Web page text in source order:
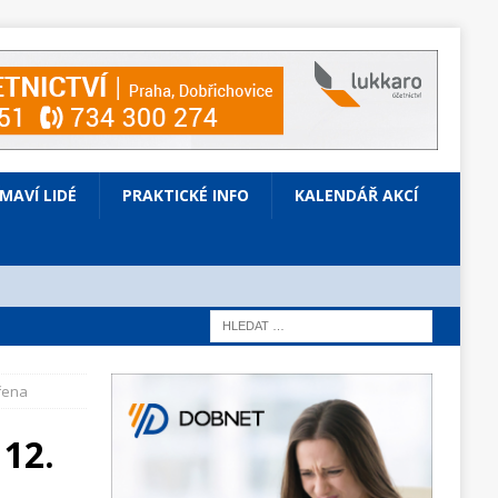
LIDÉ PRAKTICKÉ INFO KALENDÁŘ AKCÍ